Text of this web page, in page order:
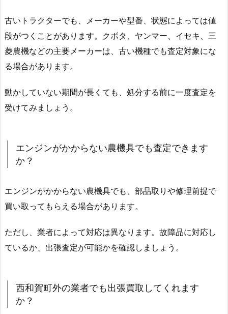
古いトラクターでも、メーカーや型番、状態によっては値
段がつくことがあります。クボタ、ヤンマー、イセキ、三
菱農機などの主要メーカーは、古い機種でも査定対象にな
る場合があります。
動かしていない期間が長くても、処分する前に一度査定を
受けてみましょう。
エンジンがかからない農機具でも査定できます
か？
エンジンがかからない農機具でも、部品取りや修理前提で
買い取ってもらえる場合があります。
ただし、業者によって対応は異なります。故障品に対応し
ているか、出張査定が可能かを確認しましょう。
西和賀町外の業者でも出張買取してくれます
か？